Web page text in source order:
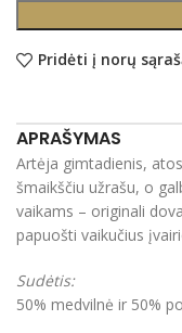
Pridėti į norų
APRAŠYMAS
Artėja gimtadienis,
šmaikščiu užrašu, o
vaikams – originali
papuošti vaikučius
Sudėtis:
50% medvilnė ir 50%